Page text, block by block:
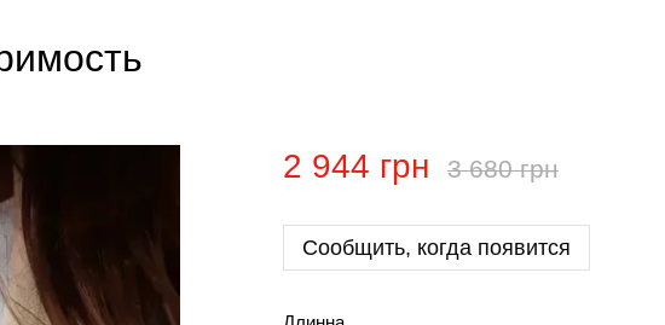
2 944 грн 3 680 грн
Сообщить, когда появится